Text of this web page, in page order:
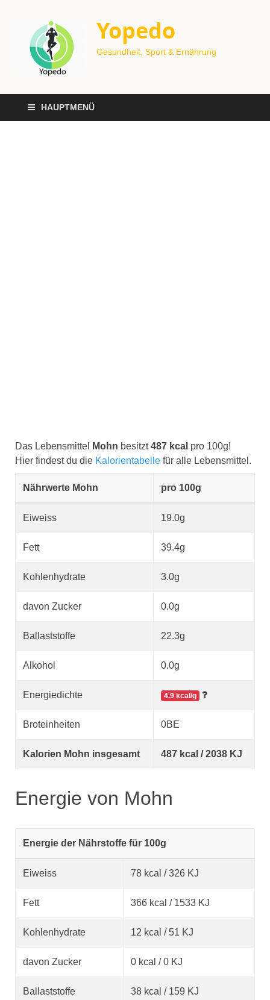
Yopedo
Gesundheit, Sport & Ernährung
HAUPTMENÜ
Das Lebensmittel Mohn besitzt487 kcal pro 100g!
Hier findest du die Kalorientabelle für alle Lebensmittel.
Nährwerte Mohn pro 100g
Eiweiss 19.0g
Fett 39.4g
Kohlenhydrate 3.0g
davon Zucker 0.0g
Ballaststoffe 22.3g
Alkohol 0.0g
Energiedichte 4.9 kcal/g
Broteinheiten 0BE
Kalorien Mohn insgesamt 487 kcal / 2038 KJ
Energie von Mohn
Energie der Nährstoffe für 100g
Eiweiss 78 kcal / 326 KJ
Fett 366 kcal / 1533 KJ
Kohlenhydrate 12 kcal / 51 KJ
davon Zucker 0 kcal / 0 KJ
Ballaststoffe 38 kcal / 159 KJ